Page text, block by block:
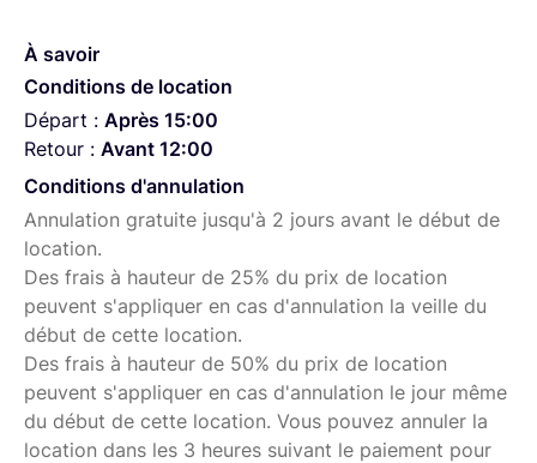
de 7 W l’équivalent d’une ampoule standard au tungstène
50 W.
Pour améliorer l’efficacité du flux de travail sur le plateau,
la B7c est également la première ampoule intelligente à
inclure des boutons de commande intégrés, ce qui
facilite le basculement entre les préréglages CCT et le
réglage de la luminosité.
De plus, grâce à la compatibilité avec l’application
Bluetooth Sidus Link, les utilisateurs peuvent facilement
contrôler plusieurs ampoules B7c à partir d’un
smartphone ou d’un iPad, et débloquer les capacités de
couleur du B7c.
À savoir
Conditions de location
Départ : Après 15:00
Retour : Avant 12:00
Conditions d'annulation
Annulation gratuite jusqu'à 2 jours avant le début de
location.
Des frais à hauteur de 25% du prix de location
peuvent s'appliquer en cas d'annulation la veille du
début de cette location.
Des frais à hauteur de 50% du prix de location
peuvent s'appliquer en cas d'annulation le jour même
du début de cette location. Vous pouvez annuler la
location dans les 3 heures suivant le paiement pour